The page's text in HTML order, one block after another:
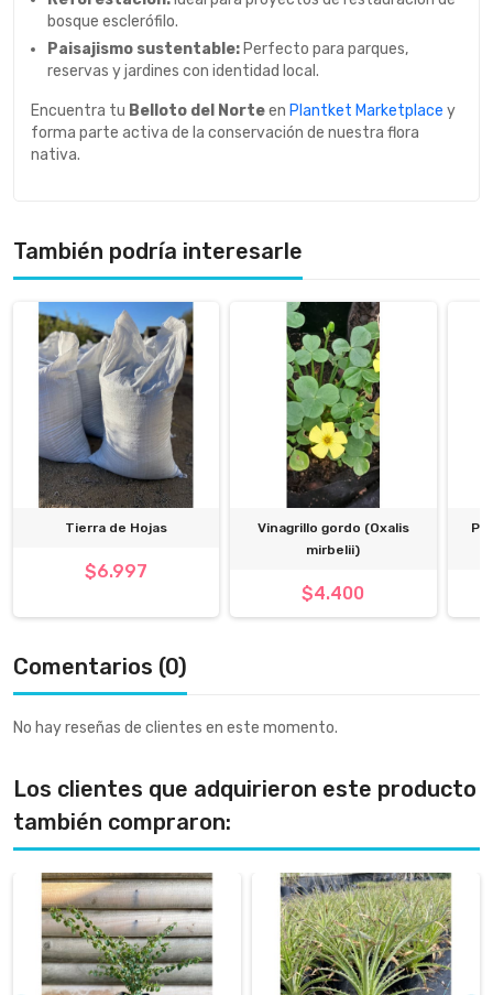
bosque esclerófilo.
Paisajismo sustentable: Perfecto para parques,
reservas y jardines con identidad local.
Encuentra tu Belloto del Norteen Plantket Marketplace y
forma parte activa de la conservación de nuestra flora
nativa.
También podría interesarle
Tierra de Hojas
$6.997
Vinagrillo gordo (Oxalis
mirbelii)
$4.400
Comentarios (0)
No hay reseñas de clientes en este momento.
Los clientes que adquirieron este producto
también compraron: